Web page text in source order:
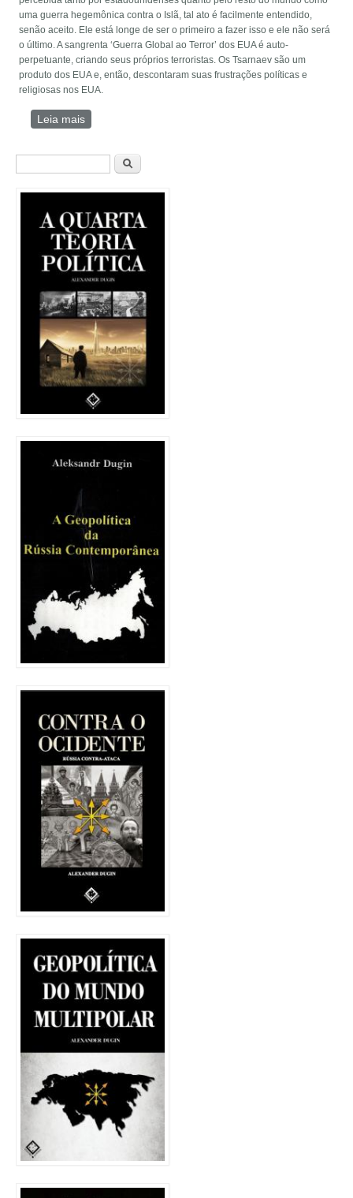
uma guerra hegemônica contra o Islã, tal ato é facilmente entendido,
senão aceito. Ele está longe de ser o primeiro a fazer isso e ele não será
o último. A sangrenta ‘Guerra Global ao Terror’ dos EUA é auto-
perpetuante, criando seus próprios terroristas. Os Tsarnaev são um
produto dos EUA e, então, descontaram suas frustrações políticas e
religiosas nos EUA.
Leia mais
Formulário de busca